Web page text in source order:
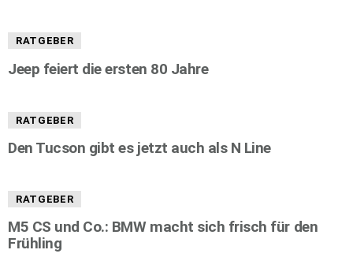
RATGEBER
Jeep feiert die ersten 80 Jahre
RATGEBER
Den Tucson gibt es jetzt auch als N Line
RATGEBER
M5 CS und Co.: BMW macht sich frisch für den
Frühling